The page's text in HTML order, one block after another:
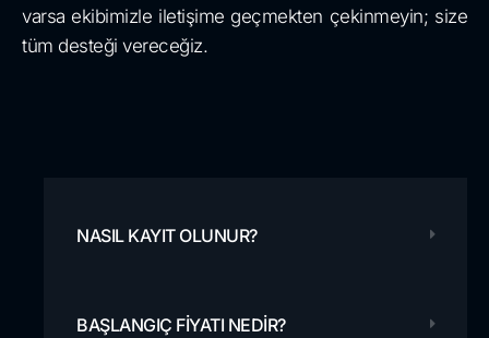
varsa ekibimizle iletişime geçmekten çekinmeyin; size
tüm desteği vereceğiz.
NASIL KAYIT OLUNUR?
BAŞLANGIÇ ​​FIYATI NEDIR?